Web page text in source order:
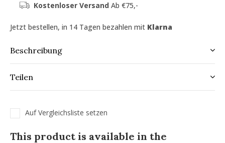
Kostenloser Versand Ab €75,-
Jetzt bestellen, in 14 Tagen bezahlen mit Klarna
Beschreibung
Teilen
Auf Vergleichsliste setzen
This product is available in the